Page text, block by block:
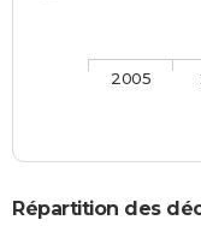
2005
Répartition des